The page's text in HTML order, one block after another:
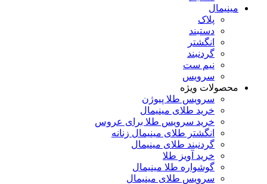
مینیمال
پلاک
دستبند
انگشتر
گردنبند
نیم ست
سرویس
محصولات ویژه
سرویس طلا پیوژن
خرید طلای مینیمال
خرید سرویس طلا برای عروس
انگشتر طلای مینیمال زنانه
گردنبند طلای مینیمال
خرید آویز طلا
گوشواره طلا مینیمال
سرویس طلای مینیمال